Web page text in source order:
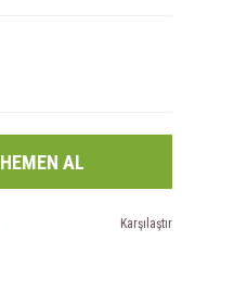
HEMEN AL
Karşılaştır